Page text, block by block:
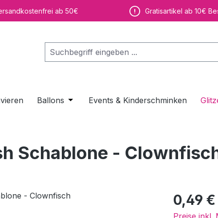
ab 50€ Gratisartikel ab 10€
Ballons Öffne oder Schließe das Dropdown der
Events & Kinderschminken
Schablone -
Regulärer
0,49 €
Preise inkl.